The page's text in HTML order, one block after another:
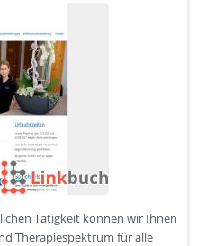
Tätigkeit können wir Ihnen
Therapiespektrum für alle